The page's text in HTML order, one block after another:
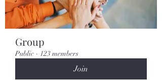
Group
Public · 123 members
Join